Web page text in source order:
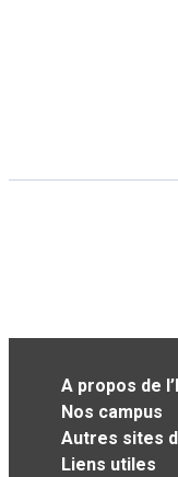
A propos de
Nos campus
Autres sites
Liens utiles